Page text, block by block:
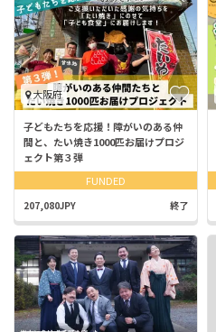
大阪府
子どもたちを応援！障がいのある仲
間と、たい焼き1000匹お届けプロジ
ェクト第３弾
FUNDED
207,080JPY 終了